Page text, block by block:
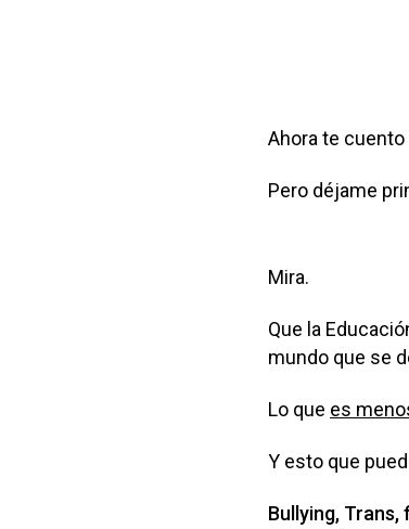
Ahora te
Pero déjame
Mira.
Que la
mundo que se
Lo que es
Y esto que
Bullying,